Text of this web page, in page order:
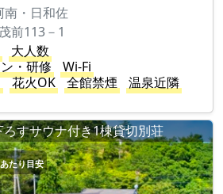
南・日和佐
前113－1
大人数
・研修
Wi-Fi
花火OK 全館禁煙
温泉近隣
すサウナ付き1棟貸切別荘
たり目安